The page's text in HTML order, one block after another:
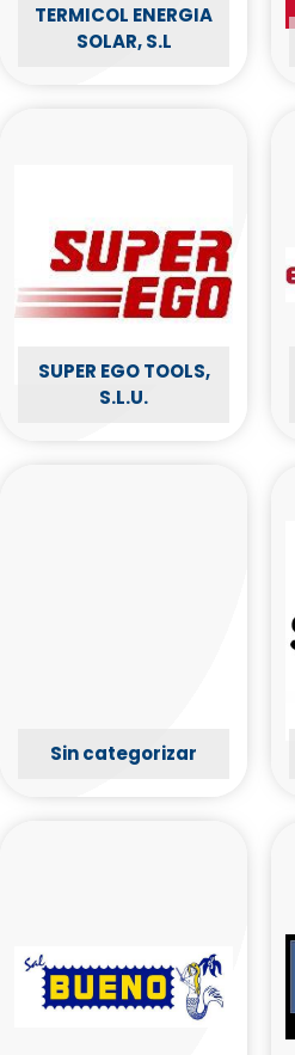
TERMICOL ENERGIA
SOLAR, S.L
SUPER EGO TOOLS,
S.L.U.
Sin categorizar